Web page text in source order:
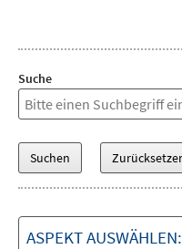
Suche
ASPEKT AUSWÄHLEN: